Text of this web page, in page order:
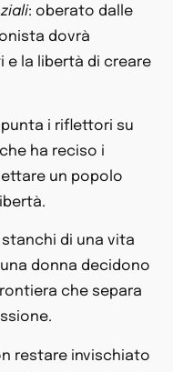
: oberato dalle
dovrà
e la libertà di creare
punta i riflettori su
ha reciso i
un popolo
stanchi di una vita
donna decidono
che separa
restare invischiato